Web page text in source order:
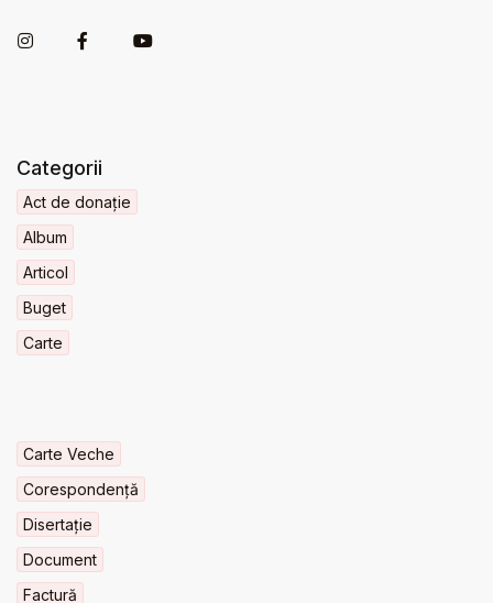
Categorii
Act de donație
Album
Articol
Buget
Carte
Carte Veche
Corespondență
Disertație
Document
Factură